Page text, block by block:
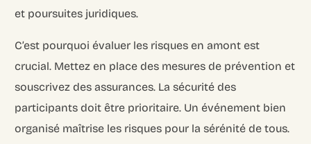
et poursuites juridiques.
C’est pourquoi évaluer les risques en amont est
crucial. Mettez en place des mesures de prévention et
souscrivez des assurances. La sécurité des
participants doit être prioritaire. Un événement bien
organisé maîtrise les risques pour la sérénité de tous.